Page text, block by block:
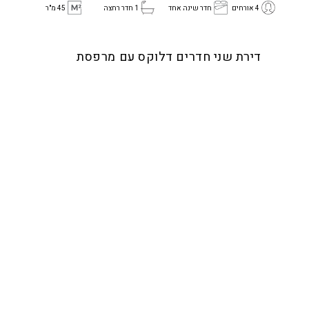
4 אורחים חדר שינה אחד 1 חדר רחצה 45 מ"ר
דירת שני חדרים דלוקס עם מרפסת